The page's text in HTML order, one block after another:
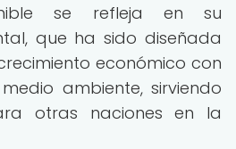
se refleja en su
que ha sido diseñada
económico con
ambiente, sirviendo
otras naciones en la